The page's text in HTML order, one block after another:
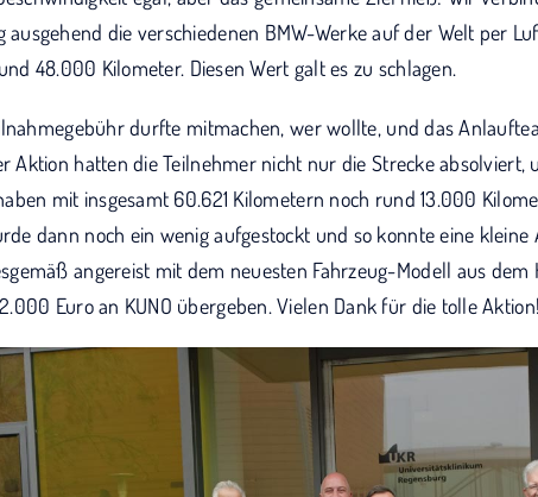
ausgehend die verschiedenen BMW-Werke auf der Welt per
48.000 Kilometer. Diesen Wert galt es zu schlagen.
durfte mitmachen, wer wollte, und das
Aktion hatten die Teilnehmer nicht nur die Strecke absolviert,
mit insgesamt 60.621 Kilometern noch rund 13.000
dann noch ein wenig aufgestockt und so konnte eine kleine
angereist mit dem neuesten Fahrzeug-Modell aus dem
Euro an KUNO übergeben. Vielen Dank für die tolle